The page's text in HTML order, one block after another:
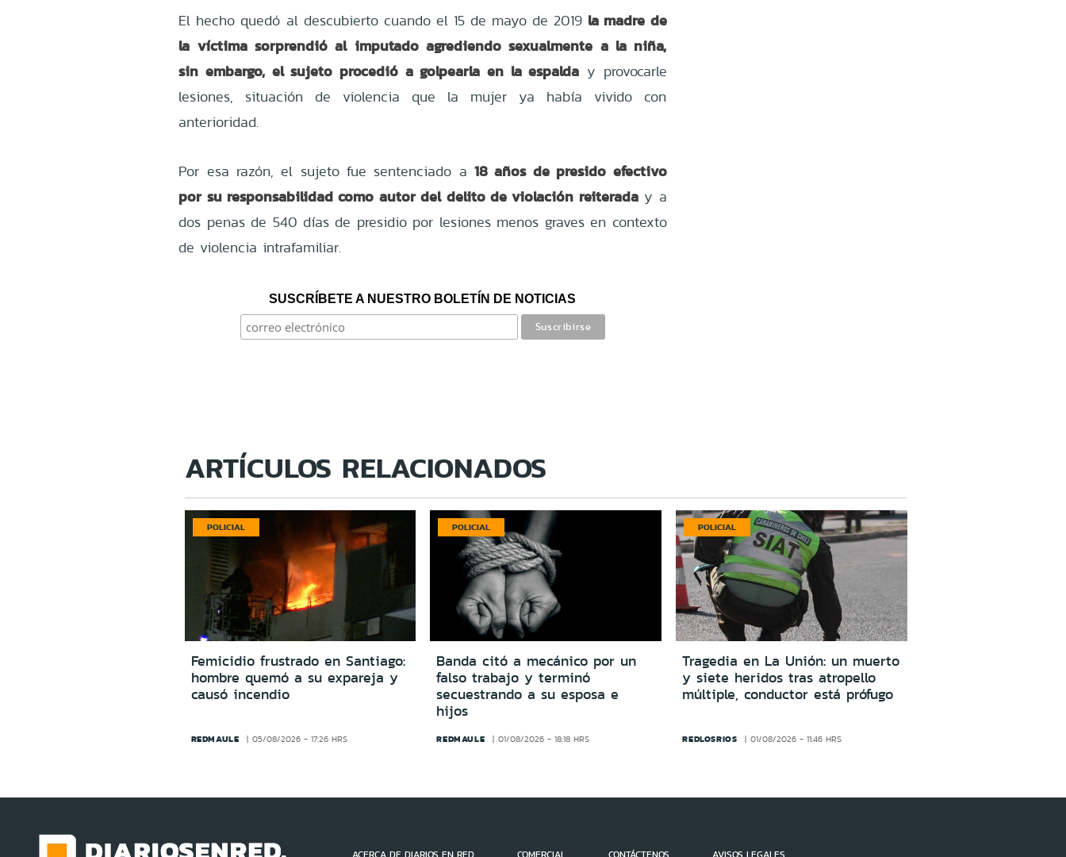
El hecho quedó al descubierto cuando el 15 de mayo de 2019 la madre de
la víctima sorprendió al imputado agrediendo sexualmente a la niña,
sin embargo, el sujeto procedió a golpearla en la espalda y provocarle
lesiones, situación de violencia que la mujer ya había vivido con
anterioridad.
Por esa razón, el sujeto fue sentenciado a18 años de presido efectivo
por su responsabilidad como autor del delito de violación reiteraday a
dos penas de 540 días de presidio por lesiones menos graves en contexto
de violencia intrafamiliar.
SUSCRÍBETE A NUESTRO BOLETÍN DE NOTICIAS
ARTÍCULOS RELACIONADOS
POLICIAL
Femicidio frustrado en Santiago:
hombre quemó a su expareja y
causó incendio
REDMAULE 05/08/2026 - 17:26 HRS
POLICIAL
Banda citó a mecánico por un
falso trabajo y terminó
secuestrando a su esposa e
hijos
REDMAULE 01/08/2026 - 18:18 HRS
POLICIAL
Tragedia en La Unión: un muerto
y siete heridos tras atropello
múltiple, conductor está prófugo
REDLOSRIOS 01/08/2026 - 11:46 HRS